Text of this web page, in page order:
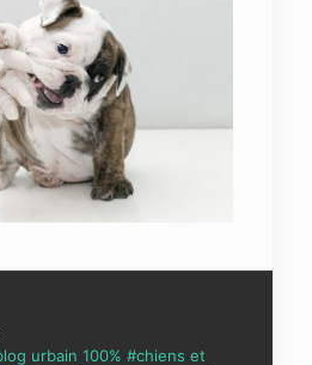
urbain 100% #chiens et